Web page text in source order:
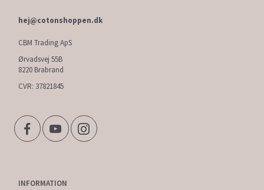
hej@cotonshoppen.dk
CBM Trading ApS
Ørvadsvej 55B
8220 Brabrand
CVR: 37821845
INFORMATION